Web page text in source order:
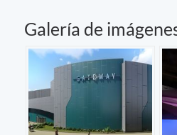
Galería de